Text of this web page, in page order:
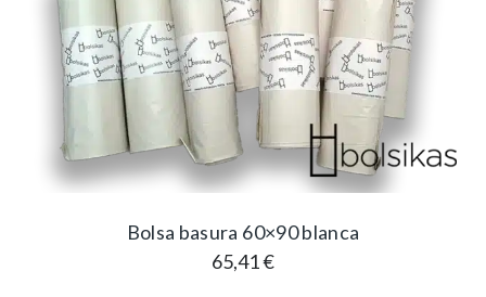
Bolsa basura 60×90 blanca
65,41€